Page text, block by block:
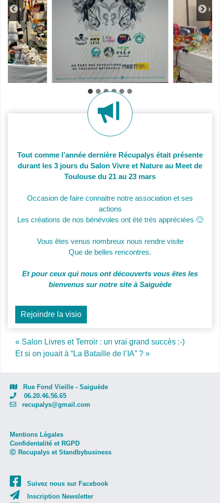
Tout comme l’année dernière Récupalys était présente
durant les 3 jours du Salon Vivre et Nature au Meet de
Toulouse du 21 au 23 mars
Occasion de faire connaitre notre association et ses
actions
Les créations de nos bénévoles ont été très appréciées 🙂
Vous êtes venus nombreux nous rendre visite
Que de belles rencontres.
Et pour ceux qui nous ont découverts vous êtes les
bienvenus sur notre site à Saiguède
Rejoindre la visio
Post navigation
« Salon Livres et Terroir : un vrai grand succès :-)
Et si on jouait à “La Bataille de l’IA” ? »
Rue Fond Vieille - Saiguède
06.20.46.56.65
recupalys@gmail.com
Mentions Légales
Confidentalité et RGPD
Recupalys et Standbybusiness
Suivez nous sur Facebook
Inscription Newsletter